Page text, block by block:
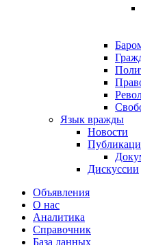
Язык вражды
Новости
Дискуссии
Объявления
О нас
Аналитика
Справочник
База данных